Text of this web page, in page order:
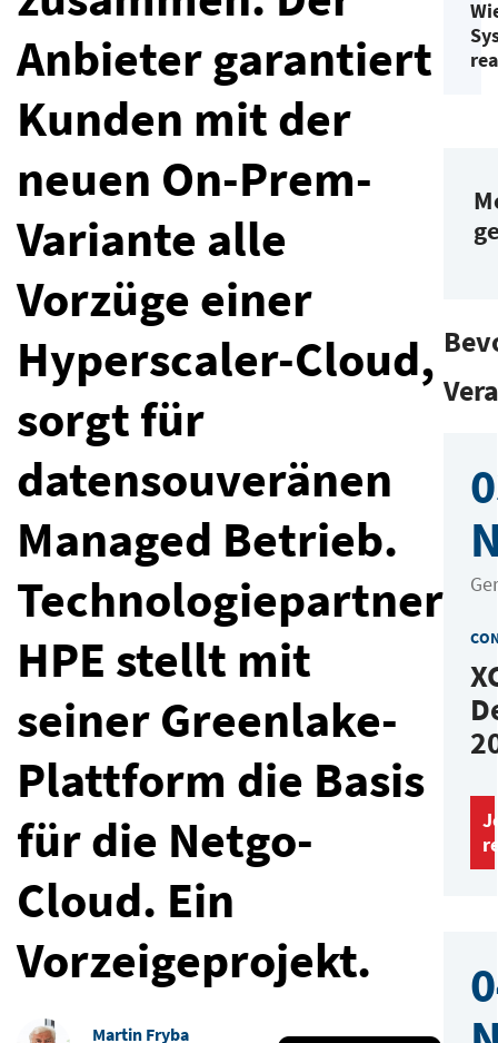
Anbieter garantiert
Kunden mit der
neuen On-Prem-
Variante alle
Vorzüge einer
Hyperscaler-Cloud,
sorgt für
datensouveränen
Managed Betrieb.
Technologiepartner
HPE stellt mit
seiner Greenlake-
Plattform die Basis
für die Netgo-
Cloud. Ein
Vorzeigeprojekt.
Martin Fryba